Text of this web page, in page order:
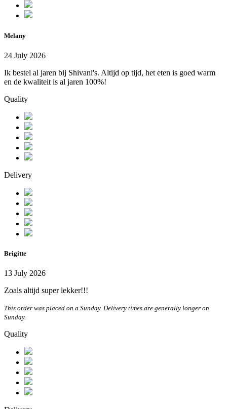
Melany
24 July 2026
Ik bestel al jaren bij Shivani's. Altijd op tijd, het eten is goed warm
en de kwaliteit is al jaren 100%!
Quality
Delivery
Brigitte
13 July 2026
Zoals altijd super lekker!!!
This order was placed on a Sunday. Delivery times are generally longer on
Sunday.
Quality